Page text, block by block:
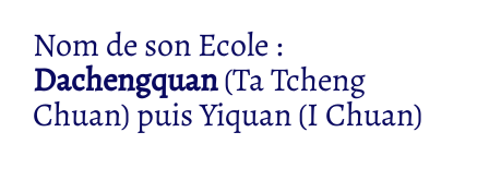
Nom de son Ecole :
Dachengquan(Ta Tcheng
Chuan) puis Yiquan (I Chuan)